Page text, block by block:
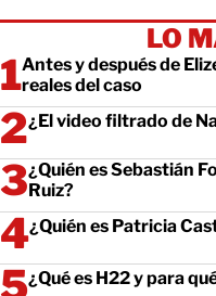
LO
Antes y después de
reales del caso
¿El video filtrado de
¿Quién es Sebastián
Ruiz?
¿Quién es Patricia
¿Qué es H22 y para